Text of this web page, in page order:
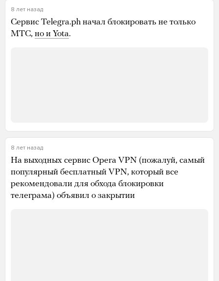
8 лет назад
Сервис Telegra.ph начал блокировать не только
МТС, но и Yota.
8 лет назад
На выходных сервис Opera VPN (пожалуй, самый
популярный бесплатный VPN, который все
рекомендовали для обхода блокировки
телеграма) объявил о закрытии